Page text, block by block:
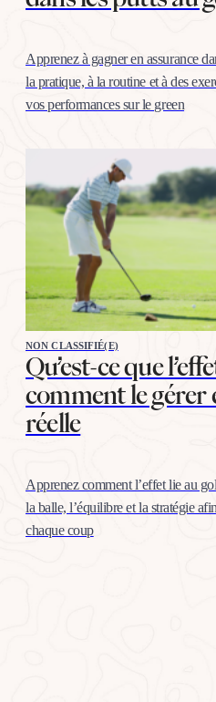
Apprenez à gagner en assurance
la pratique, à la routine et à des
vos performances sur le green
NON CLASSIFIÉ(E)
Qu’est-ce que
comment le gérer
réelle
Apprenez comment l’effet lie au
la balle, l’équilibre et la stratégie
chaque coup